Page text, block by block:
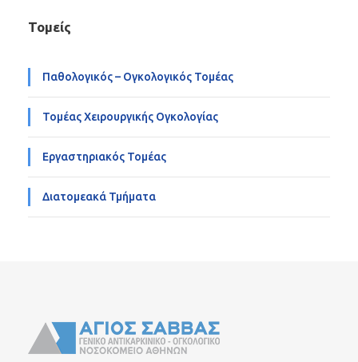
Τομείς
Παθολογικός – Ογκολογικός Τομέας
Τομέας Χειρουργικής Ογκολογίας
Εργαστηριακός Τομέας
Διατομεακά Τμήματα